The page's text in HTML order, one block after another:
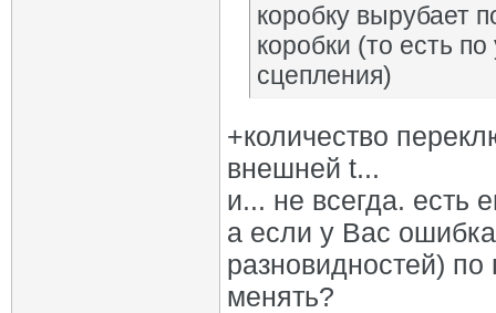
коробку вырубает
коробки (то есть
сцепления)
+количество
внешней t...
и... не всегда. есть
а если у Вас
разновидностей)
менять?